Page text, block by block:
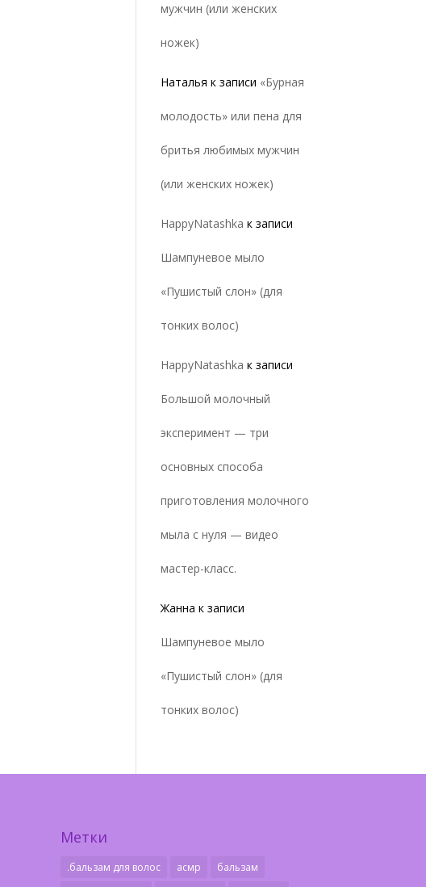
мужчин (или женских
ножек)
Наталья к записи «Бурная
молодость» или пена для
бритья любимых мужчин
(или женских ножек)
HappyNatashka к записи
Шампуневое мыло
«Пушистый слон» (для
тонких волос)
HappyNatashka к записи
Большой молочный
эксперимент — три
основных способа
приготовления молочного
мыла с нуля — видео
мастер-класс.
Жанна к записи
Шампуневое мыло
«Пушистый слон» (для
тонких волос)
Метки
.бальзам для волос асмр
бальзам